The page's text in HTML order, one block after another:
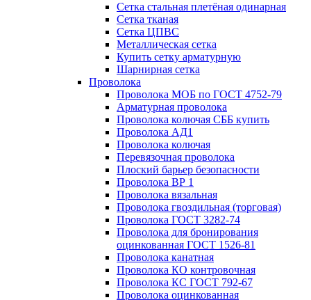
Сетка стальная плетёная одинарная
Сетка тканая
Сетка ЦПВС
Металлическая сетка
Купить сетку арматурную
Шарнирная сетка
Проволока
Проволока МОБ по ГОСТ 4752-79
Арматурная проволока
Проволока колючая СББ купить
Проволока АД1
Проволока колючая
Перевязочная проволока
Плоский барьер безопасности
Проволока ВР 1
Проволока вязальная
Проволока гвоздильная (торговая)
Проволока ГОСТ 3282-74
Проволока для бронирования
оцинкованная ГОСТ 1526-81
Проволока канатная
Проволока КО контровочная
Проволока КС ГОСТ 792-67
Проволока оцинкованная